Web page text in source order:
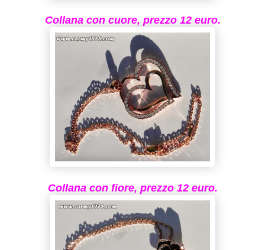
Collana con cuore, prezzo 12 euro.
Collana con fiore, prezzo 12 euro.